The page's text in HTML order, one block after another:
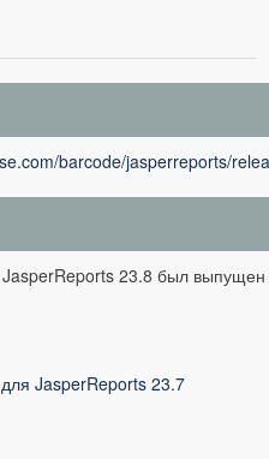
barcode/jasperreports/
23.8 был выпущен
JasperReports 23.7